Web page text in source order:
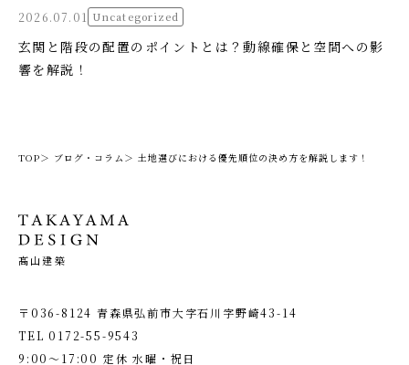
2026.07.01 Uncategorized
玄関と階段の配置のポイントとは？動線確保と空間への影
響を解説！
TOP＞ ブログ・コラム＞ 土地選びにおける優先順位の決め方を解説します！
髙山建築
〒036-8124 青森県弘前市大字石川字野崎43-14
TEL0172-55-9543
9:00〜17:00 定休 水曜・祝日